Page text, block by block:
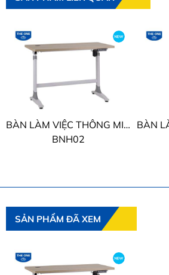
BÀN LÀM VIỆC THÔNG MINH THE ONE
BNH03
SẢN PHẨM ĐÃ XEM